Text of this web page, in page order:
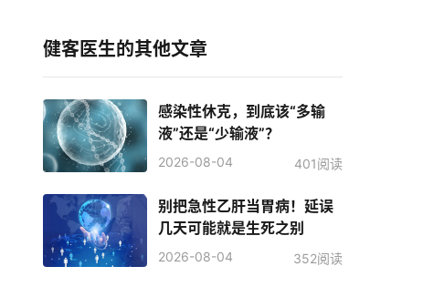
健客医生的其他文章
感染性休克，到底该“多输
液”还是“少输液”？
2026-08-04 401阅读
别把急性乙肝当胃病！延误
几天可能就是生死之别
2026-08-04 352阅读